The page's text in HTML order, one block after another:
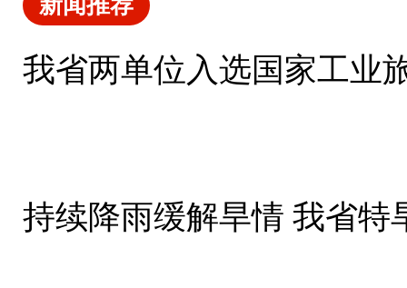
我省两单位入选国家工业
持续降雨缓解旱情 我省特